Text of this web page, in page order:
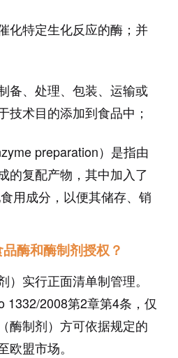
化特定生化反应的酶；并
备、处理、包装、运输或
技术目的添加到食品中；
preparation）是指由
的复配产物，其中加入了
用成分，以便其储存、销
酶和酶制剂授权？
）实行正面清单制管理。
1332/2008第2章第4条，仅
酶制剂）方可依据规定的
盟市场。